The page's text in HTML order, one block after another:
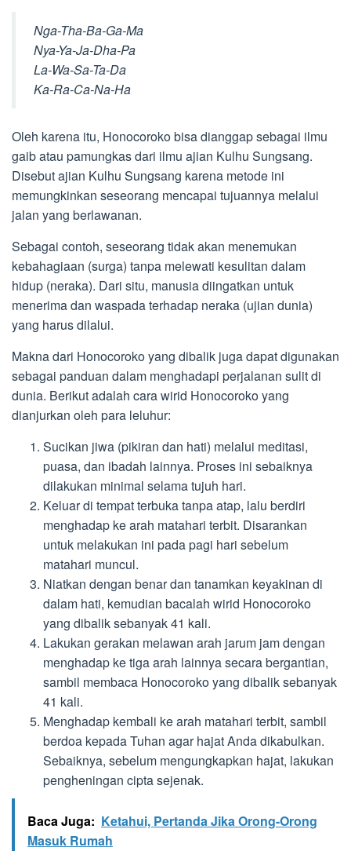
Nga-Tha-Ba-Ga-Ma
Nya-Ya-Ja-Dha-Pa
La-Wa-Sa-Ta-Da
Ka-Ra-Ca-Na-Ha
Oleh karena itu, Honocoroko bisa dianggap sebagai ilmu
gaib atau pamungkas dari ilmu ajian Kulhu Sungsang.
Disebut ajian Kulhu Sungsang karena metode ini
memungkinkan seseorang mencapai tujuannya melalui
jalan yang berlawanan.
Sebagai contoh, seseorang tidak akan menemukan
kebahagiaan (surga) tanpa melewati kesulitan dalam
hidup (neraka). Dari situ, manusia diingatkan untuk
menerima dan waspada terhadap neraka (ujian dunia)
yang harus dilalui.
Makna dari Honocoroko yang dibalik juga dapat digunakan
sebagai panduan dalam menghadapi perjalanan sulit di
dunia. Berikut adalah cara wirid Honocoroko yang
dianjurkan oleh para leluhur:
Sucikan jiwa (pikiran dan hati) melalui meditasi,
puasa, dan ibadah lainnya. Proses ini sebaiknya
dilakukan minimal selama tujuh hari.
Keluar di tempat terbuka tanpa atap, lalu berdiri
menghadap ke arah matahari terbit. Disarankan
untuk melakukan ini pada pagi hari sebelum
matahari muncul.
Niatkan dengan benar dan tanamkan keyakinan di
dalam hati, kemudian bacalah wirid Honocoroko
yang dibalik sebanyak 41 kali.
Lakukan gerakan melawan arah jarum jam dengan
menghadap ke tiga arah lainnya secara bergantian,
sambil membaca Honocoroko yang dibalik sebanyak
41 kali.
Menghadap kembali ke arah matahari terbit, sambil
berdoa kepada Tuhan agar hajat Anda dikabulkan.
Sebaiknya, sebelum mengungkapkan hajat, lakukan
pengheningan cipta sejenak.
Baca Juga: Ketahui, Pertanda Jika Orong-Orong
Masuk Rumah